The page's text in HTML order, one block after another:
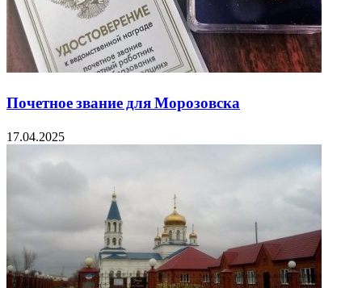
Почетное звание для Морозовска
17.04.2025